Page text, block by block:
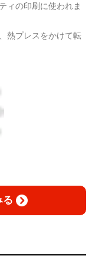
ィの印刷に使われま
熱プレスをかけて転
る